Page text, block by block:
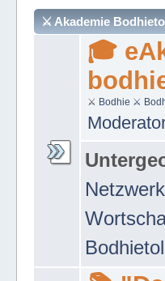
⚔ Akademie
🎓